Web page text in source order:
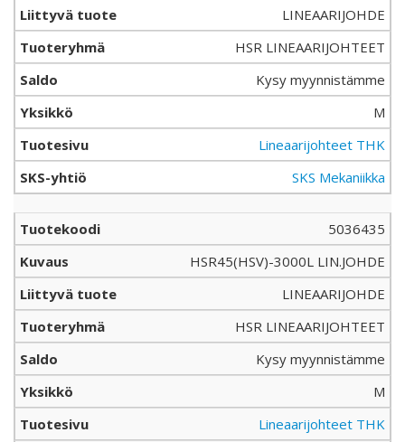
LINEAARIJOHDE
HSR LINEAARIJOHTEET
Kysy myynnistämme
M
Lineaarijohteet THK
SKS Mekaniikka
5036435
HSR45(HSV)-3000L LIN.JOHDE
LINEAARIJOHDE
HSR LINEAARIJOHTEET
Kysy myynnistämme
M
Lineaarijohteet THK